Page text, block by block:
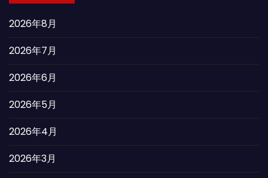
2026年8月
2026年7月
2026年6月
2026年5月
2026年4月
2026年3月